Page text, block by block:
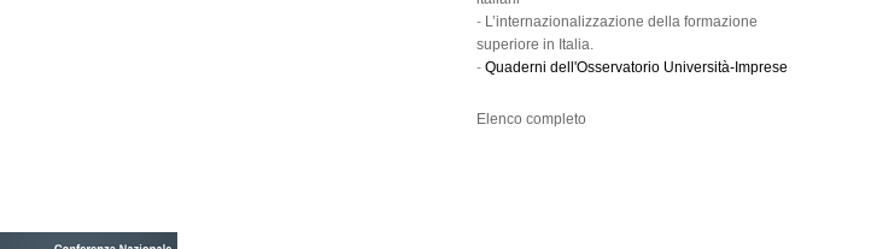
- L’internazionalizzazione della formazione
superiore in Italia.
- Quaderni dell'Osservatorio Università-Imprese
Elenco completo